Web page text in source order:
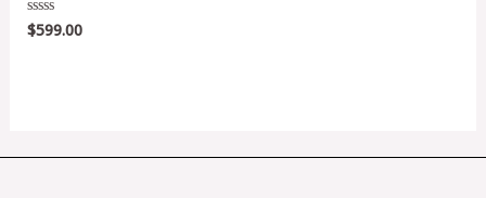
Valorado
en
$599.00